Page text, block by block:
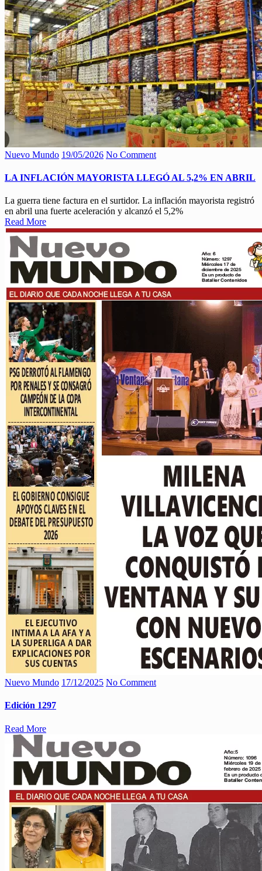
Nuevo Mundo 19/05/2026 No Comment
LA INFLACIÓN MAYORISTA LLEGÓ AL 5,2% EN ABRIL
La guerra tiene factura en el surtidor. La inflación mayorista registró
en abril una fuerte aceleración y alcanzó el 5,2%
Read More
Nuevo Mundo 17/12/2025 No Comment
Edición 1297
Read More